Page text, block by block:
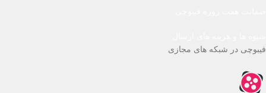
فیبوچی در شبکه های مجازی